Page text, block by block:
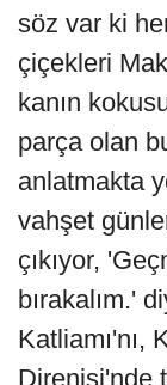
söz var ki
çiçekleri
kanın
parça olan
anlatmakta
vahşet
çıkıyor,
bırakalım.'
Katliamı'nı,
Direnişi'nde